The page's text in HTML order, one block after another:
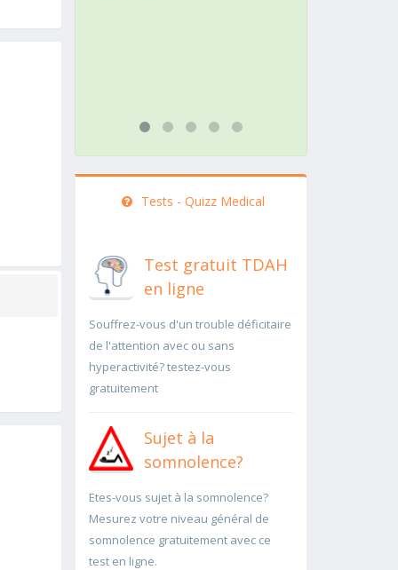
Tests - Quizz Medical
Test gratuit TDAH
en ligne
Souffrez-vous d'un trouble déficitaire
de l'attention avec ou sans
hyperactivité? testez-vous
gratuitement
Sujet à la
somnolence?
Etes-vous sujet à la somnolence?
Mesurez votre niveau général de
somnolence gratuitement avec ce
test en ligne.